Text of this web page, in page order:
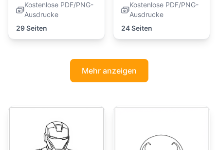
Kostenlose PDF/PNG-
Ausdrucke
29 Seiten
Kostenlose PDF/PNG-
Ausdrucke
24 Seiten
Mehr anzeigen